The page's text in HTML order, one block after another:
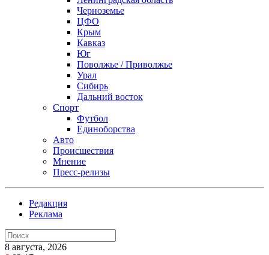
Черноземье
ЦФО
Крым
Кавказ
Юг
Поволжье / Приволжье
Урал
Сибирь
Дальний восток
Спорт
Футбол
Единоборства
Авто
Происшествия
Мнение
Пресс-релизы
Редакция
Реклама
8 августа, 2026